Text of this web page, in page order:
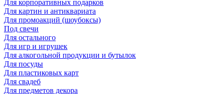
Для корпоративных подарков
Для картин и антиквариата
Для промоакций (шоубоксы)
Под свечи
Для остального
Для игр и игрушек
Для алкогольной продукции и бутылок
Для посуды
Для пластиковых карт
Для свадеб
Для предметов декора